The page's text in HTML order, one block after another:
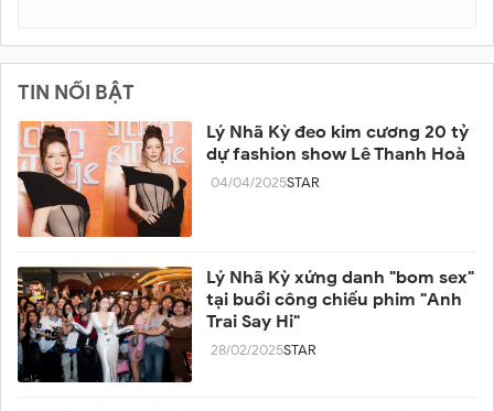
TIN NỔI BẬT
Lý Nhã Kỳ đeo kim cương 20 tỷ
dự fashion show Lê Thanh Hoà
04/04/2025STAR
Lý Nhã Kỳ xứng danh "bom sex"
tại buổi công chiếu phim "Anh
Trai Say Hi"
28/02/2025STAR